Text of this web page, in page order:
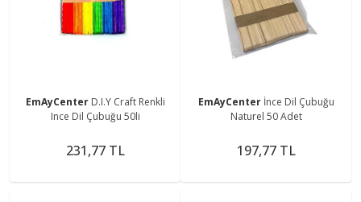
EmAyCenter D.I.Y Craft Renkli
Ince Dil Çubuğu 50li
231,77 TL
EmAyCenter İnce Dil Çubuğu
Naturel 50 Adet
197,77 TL